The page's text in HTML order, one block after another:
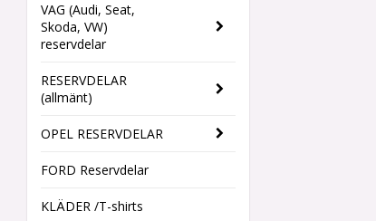
VAG (Audi, Seat,
Skoda, VW)
reservdelar
RESERVDELAR
(allmänt)
OPEL RESERVDELAR
FORD Reservdelar
KLÄDER /T-shirts